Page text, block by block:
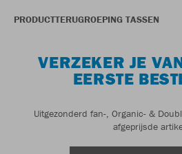
PRODUCTTERUGROEPING TASSEN
VERZEKER JE
EERSTE
Uitgezonderd fan-, Organic- &
afgeprijsde